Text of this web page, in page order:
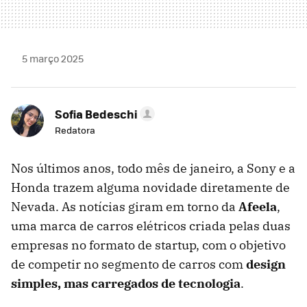
5 março 2025
Sofia Bedeschi
Redatora
Nos últimos anos, todo mês de janeiro, a Sony e a
Honda trazem alguma novidade diretamente de
Nevada. As notícias giram em torno da Afeela,
uma marca de carros elétricos criada pelas duas
empresas no formato de startup, com o objetivo
de competir no segmento de carros comdesign
simples, mas carregados de tecnologia.